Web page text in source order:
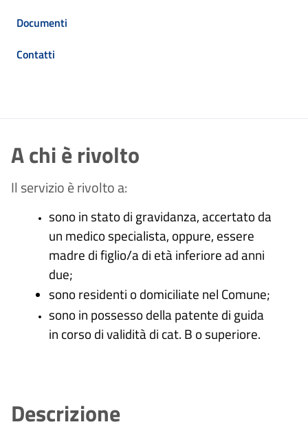
Documenti
Contatti
A chi è rivolto
Il servizio è rivolto a:
sono in stato di gravidanza, accertato da
un medico specialista, oppure, essere
madre di figlio/a di età inferiore ad anni
due;
sono residenti o domiciliate nel Comune;
sono in possesso della patente di guida
in corso di validità di cat. B o superiore.
Descrizione